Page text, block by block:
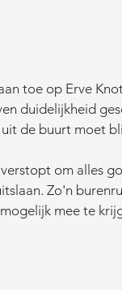
duidelijkheid
de buurt moet
om alles
Zo'n
mee te